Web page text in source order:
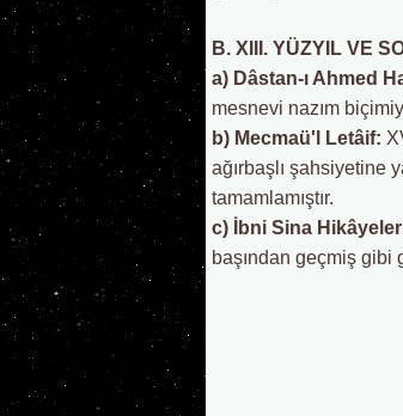
B. XIII. YÜZYIL VE
a) Dâstan-ı Ahmed
mesnevi nazım
b) Mecmaü'l Letâif:
ağırbaşlı şahsiyetine
tamamlamıştır.
c) İbni Sina
başından geçmiş gibi